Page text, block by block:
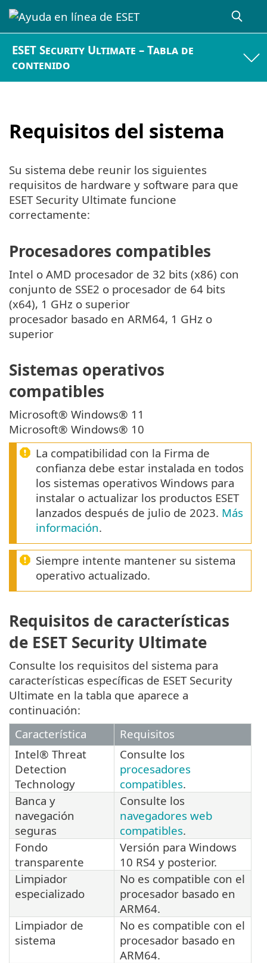
ESET Security Ultimate – Tabla de
contenido
Requisitos del sistema
Su sistema debe reunir los siguientes
requisitos de hardware y software para que
ESET Security Ultimate funcione
correctamente:
Procesadores compatibles
Intel o AMD procesador de 32 bits (x86) con
conjunto de SSE2 o procesador de 64 bits
(x64), 1 GHz o superior
procesador basado en ARM64, 1 GHz o
superior
Sistemas operativos
compatibles
Microsoft® Windows® 11
Microsoft® Windows® 10
La compatibilidad con la Firma de
confianza debe estar instalada en todos
los sistemas operativos Windows para
instalar o actualizar los productos ESET
lanzados después de julio de 2023. Más
información.
Siempre intente mantener su sistema
operativo actualizado.
Requisitos de características
de ESET Security Ultimate
Consulte los requisitos del sistema para
características específicas de ESET Security
Ultimate en la tabla que aparece a
continuación:
Característica
Requisitos
Intel® Threat
Detection
Technology
Consulte los
procesadores
compatibles.
Banca y
navegación
seguras
Consulte los
navegadores web
compatibles.
Fondo
transparente
Versión para Windows
10 RS4 y posterior.
Limpiador
especializado
No es compatible con el
procesador basado en
ARM64.
Limpiador de
sistema
No es compatible con el
procesador basado en
ARM64.